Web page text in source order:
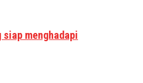
siap menghadapi